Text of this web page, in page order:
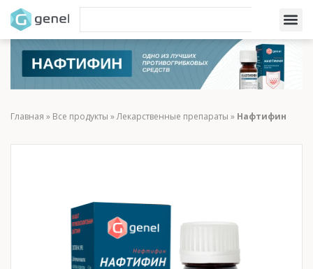
Главная » Все продукты »Лекарственные препараты » Нафтифин